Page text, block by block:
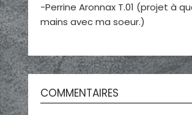
-Perrine Aronnax T.01 (projet à
mains avec ma soeur.)
COMMENTAIRES